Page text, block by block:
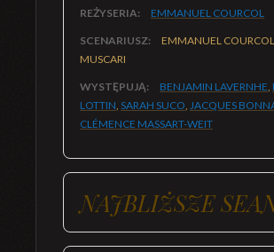
REŻYSERIA: EMMANUEL COURCOL
SCENARIUSZ:
EMMANUEL
MUSCARI
WYSTĘPUJĄ: BENJAMIN LAVERNHE,
LOTTIN, SARAH SUCO, JACQUES
CLÉMENCE MASSART-WEIT
NAJBLIŻSZE